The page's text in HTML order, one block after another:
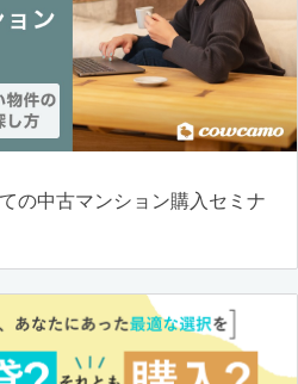
の中古マンション購入セミナ